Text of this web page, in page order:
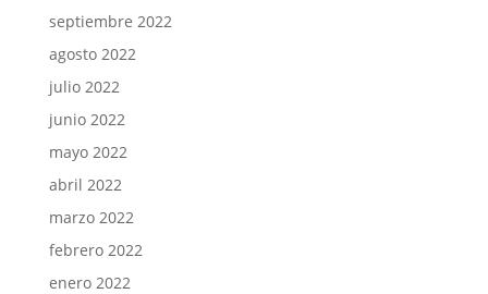
septiembre 2022
agosto 2022
julio 2022
junio 2022
mayo 2022
abril 2022
marzo 2022
febrero 2022
enero 2022